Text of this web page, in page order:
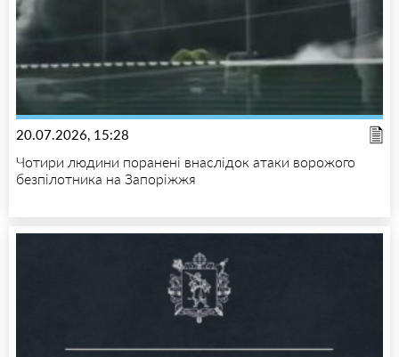
20.07.2026, 15:28
Чотири людини поранені внаслідок атаки ворожого
безпілотника на Запоріжжя